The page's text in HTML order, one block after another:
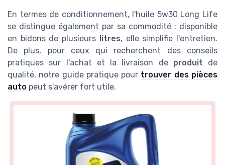
En termes de conditionnement, l'huile 5w30 Long Life
se distingue également par sa commodité : disponible
en bidons de plusieurs litres, elle simplifie l'entretien.
De plus, pour ceux qui recherchent des conseils
pratiques sur l'achat et la livraison de produit de
qualité, notre guide pratique pour trouver des pièces
auto peut s'avérer fort utile.